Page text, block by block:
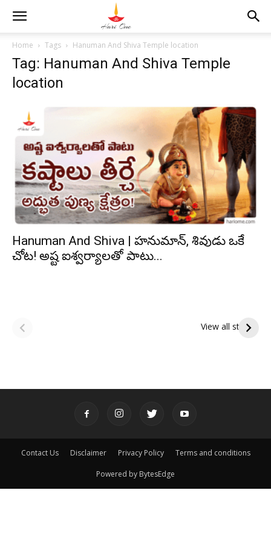
Home Tags Hanuman And Shiva Temple location
Tag: Hanuman And Shiva Temple
location
Hanuman And Shiva | హనుమాన్, శివుడు ఒకే
చోట! అష్ట ఐశ్వర్యాలతో పాటు...
View all stories
పితృదేవతల ఆశీర్వాదం
ఇంద్రకీలాద్రి గిరి ప్రదక్షిణ
Contact Us Disclaimer Privacy Policy Terms and conditions
Powered by BytesEdge